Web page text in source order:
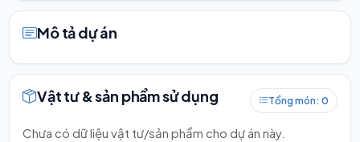
Mô tả dự án
Vật tư & sản phẩm sử dụng Tổng món: 0
Chưa có dữ liệu vật tư/sản phẩm cho dự án này.